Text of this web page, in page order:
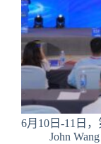
6月10日-11日
John Wang